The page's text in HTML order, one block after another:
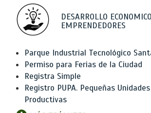
DESARROLLO
EMPRENDEDORES
Parque Industrial Tecnológico
Permiso para Ferias de la Ciudad
Registra Simple
Registro PUPA. Pequeñas Unidades
Productivas